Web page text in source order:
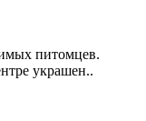
питомцев.
украшен..